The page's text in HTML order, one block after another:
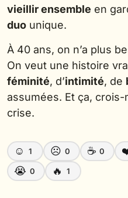
vieillir ensemble en
duo unique.
À 40 ans, on n’a plus
On veut une histoire
féminité, d’intimité, de
assumées. Et ça,
crise.
☺️ 1 ☹️ 0 ☕ 0
😭 0 🔥 1